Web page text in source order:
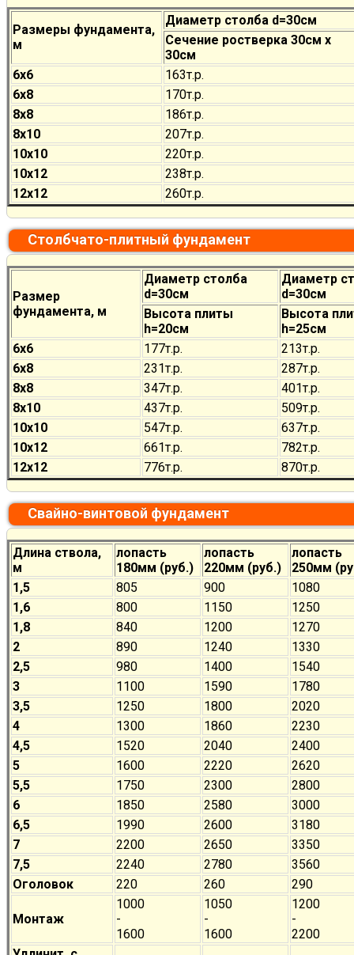
Размеры фундамента,
м
Диаметр столба d=30см
Сечение ростверка 30см х
30см
6х6
163т.р.
6х8
170т.р.
8х8
186т.р.
8х10
207т.р.
10х10
220т.р.
10х12
238т.р.
12х12
260т.р.
Столбчато-плитный фундамент
Размер
фундамента, м
Диаметр столба
d=30см
Диаметр
d=30см
Высота плиты
h=20см
Высота
h=25см
6х6
177т.р. 213т.р.
6х8
231т.р. 287т.р.
8х8
347т.р. 401т.р.
8х10
437т.р. 509т.р.
10х10
547т.р. 637т.р.
10х12
661т.р. 782т.р.
12х12
776т.р. 870т.р.
Свайно-винтовой фундамент
Длина ствола,
м
лопасть
180мм (руб.)
лопасть
220мм (руб.)
лопасть
250мм
1,5
805 900
1080
1,6
800 1150
1250
1,8
840 1200
1270
2
890 1240
1330
2,5
980 1400
1540
3
1100 1590
1780
3,5
1250 1800
2020
4
1300 1860
2230
4,5
1520 2040
2400
5
1600 2220
2620
5,5
1750 2300
2800
6
1850 2580
3000
6,5
1990 2600
3180
7
2200 2650
3350
7,5
2240 2780
3560
Оголовок
220 260 290
Монтаж
1000
-
1600
1050
-
1600
1200
-
2200